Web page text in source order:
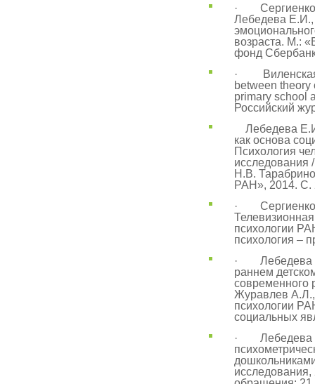
· Сергиенко
Лебедева
возраста. М.:
фонд
· Виленская
between theory
primary school
Российский
Лебедева
как основа
Психология
Н.В.
РАН», 2014. С.
· Сергиенко
психологии
психология –
· Лебедева
раннем
современного
Журавлев
психологии
социальных
· Лебедева